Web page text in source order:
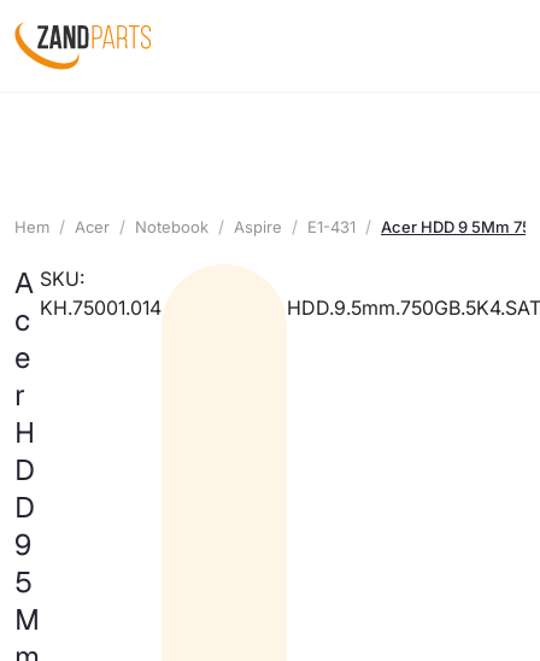
Hem Acer Notebook Aspire E1-431 Acer HDD 9 5Mm
A
c
e
r
H
D
D
9
5
M
SKU:
KH.75001.014